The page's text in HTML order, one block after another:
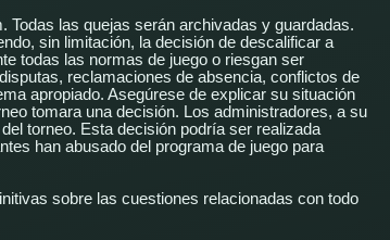
Todas las quejas serán archivadas y guardadas.
sin limitación, la decisión de descalificar a
todas las normas de juego o riesgan ser
reclamaciones de absencia, conflictos de
apropiado. Asegúrese de explicar su situación
tomara una decisión. Los administradores, a su
torneo. Esta decisión podría ser realizada
han abusado del programa de juego para
sobre las cuestiones relacionadas con todo